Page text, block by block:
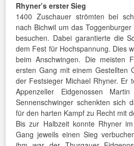
Rhyner’s erster Sieg
1400 Zuschauer strömten bei
nach Bichwil um das
besuchen. Dabei garantierte die
dem Fest für Hochspannung. Dies
beim Anschwingen. Die meisten
ersten Gang mit einem Gestellten
der Festsieger Michael Rhyner. Er
Appenzeller Eidgenossen
Sennenschwinger schenkten sich
für den harten Kampf zu Recht mit
Bis zur Halbzeit konnte Rhyner
Gang jeweils einen Sieg